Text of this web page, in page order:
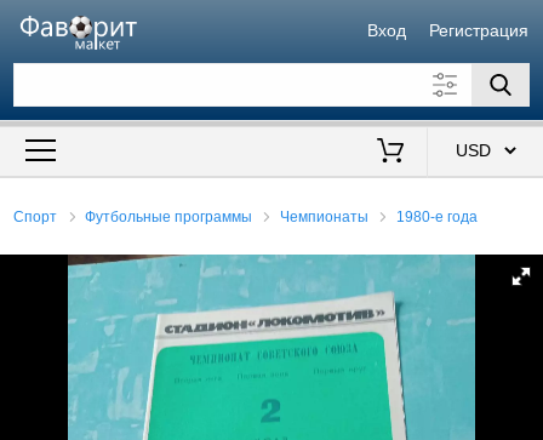
Вход Регистрация
Искать также в описании
Спорт Футбольные программы Чемпионаты 1980-е года